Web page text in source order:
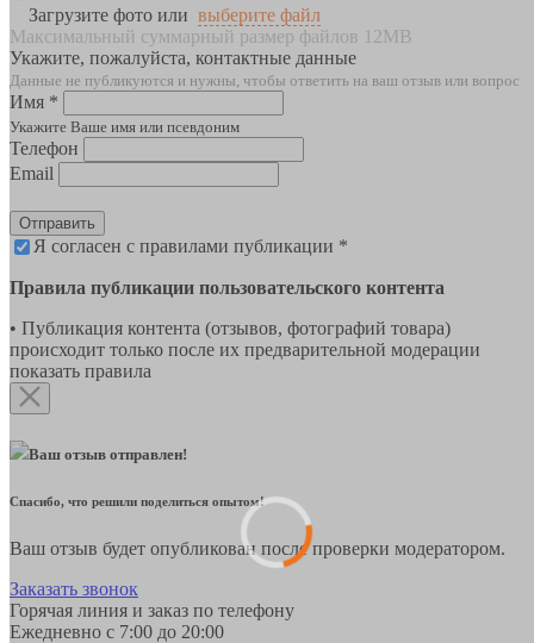
Загрузите фото или выберите файл
Максимальный суммарный размер файлов 12MB
Укажите, пожалуйста, контактные данные
Данные не публикуются и нужны, чтобы ответить на ваш отзыв или вопрос
Имя *
Укажите Ваше имя или псевдоним
Телефон
Email
Отправить
Я согласен с правилами публикации *
Правила публикации пользовательского контента
• Публикация контента (отзывов, фотографий товара)
происходит только после их предварительной модерации
показать правила
Ваш отзыв отправлен!
Спасибо, что решили поделиться опытом!
Ваш отзыв будет опубликован после проверки модератором.
Заказать звонок
Горячая линия и заказ по телефону
Ежедневно с 7:00 до 20:00